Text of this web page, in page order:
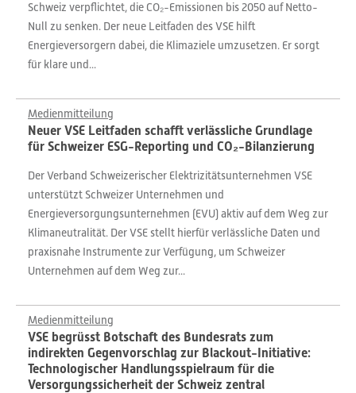
Schweiz verpflichtet, die CO₂-Emissionen bis 2050 auf Netto-
Null zu senken. Der neue Leitfaden des VSE hilft
Energieversorgern dabei, die Klimaziele umzusetzen. Er sorgt
für klare und...
Medienmitteilung
Neuer VSE Leitfaden schafft verlässliche Grundlage
für Schweizer ESG-Reporting und CO₂-Bilanzierung
Der Verband Schweizerischer Elektrizitätsunternehmen VSE
unterstützt Schweizer Unternehmen und
Energieversorgungsunternehmen (EVU) aktiv auf dem Weg zur
Klimaneutralität. Der VSE stellt hierfür verlässliche Daten und
praxisnahe Instrumente zur Verfügung, um Schweizer
Unternehmen auf dem Weg zur...
Medienmitteilung
VSE begrüsst Botschaft des Bundesrats zum
indirekten Gegenvorschlag zur Blackout-Initiative:
Technologischer Handlungsspielraum für die
Versorgungssicherheit der Schweiz zentral